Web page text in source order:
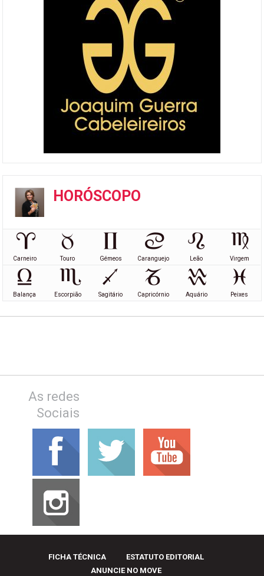
HORÓSCOPO
Carneiro Touro Gémeos Caranguejo Leão Virgem
Balança Escorpião Sagitário Capricórnio Aquário Peixes
As redes
Sociais
FICHA TÉCNICA
ESTATUTO EDITORIAL
ANUNCIE NO MOVE